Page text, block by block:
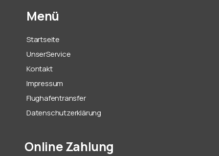
Menü
Startseite
UnserService
Kontakt
Impressum
Flughafentransfer
Datenschutzerklärung
Online Zahlung